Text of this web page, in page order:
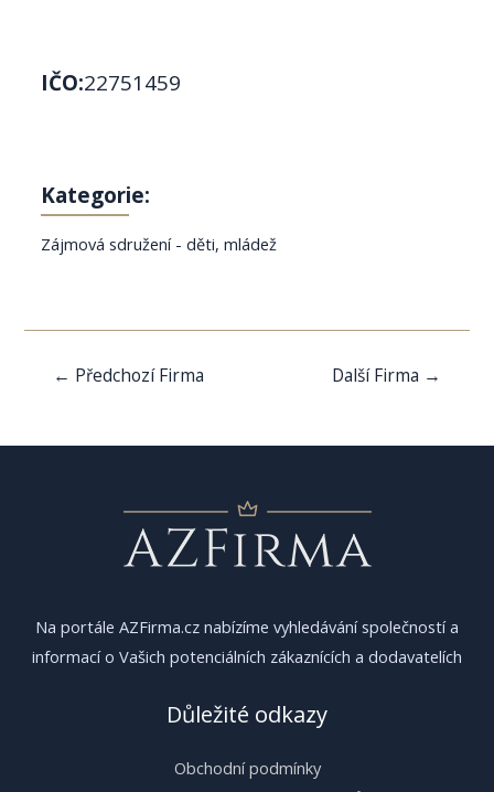
IČO:22751459
Kategorie:
Zájmová sdružení - děti, mládež
Navigace
← Předchozí Firma Další Firma →
Na portále AZFirma.cz nabízíme vyhledávání společností a
informací o Vašich potenciálních zákaznících a dodavatelích
Důležité odkazy
Obchodní podmínky